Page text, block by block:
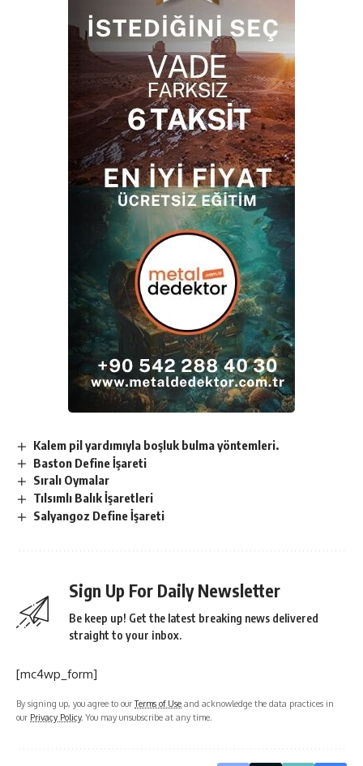
Kalem pil yardımıyla boşluk bulma yöntemleri.
Baston Define İşareti
Sıralı Oymalar
Tılsımlı Balık İşaretleri
Salyangoz Define İşareti
Sign Up For Daily Newsletter
Be keep up! Get the latest breaking news delivered
straight to your inbox.
[mc4wp_form]
By signing up, you agree to ourTerms of Use and acknowledge the data practices in
our Privacy Policy. You may unsubscribe at any time.